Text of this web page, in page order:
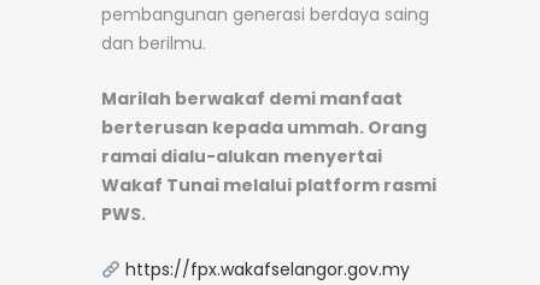
pembangunan generasi berdaya saing
dan berilmu.
Marilah berwakaf demi manfaat
berterusan kepada ummah. Orang
ramai dialu-alukan menyertai
Wakaf Tunai melalui platform rasmi
PWS.
https://fpx.wakafselangor.gov.my